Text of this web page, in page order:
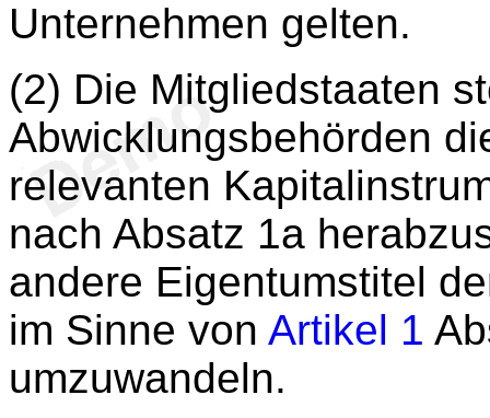
Unternehmen gelten.
(2) Die Mitgliedstaaten
Abwicklungsbehörden
relevanten
nach Absatz 1a
andere Eigentumstitel
im Sinne von Artikel 1
umzuwandeln.